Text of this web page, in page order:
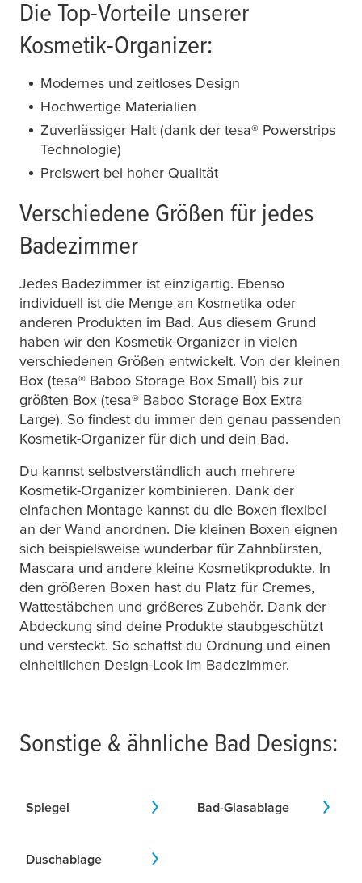
Die Top-Vorteile unserer
Kosmetik-Organizer:
Modernes und zeitloses Design
Hochwertige Materialien
Zuverlässiger Halt (dank der tesa® Powerstrips
Technologie)
Preiswert bei hoher Qualität
Verschiedene Größen für jedes
Badezimmer
Jedes Badezimmer ist einzigartig. Ebenso
individuell ist die Menge an Kosmetika oder
anderen Produkten im Bad. Aus diesem Grund
haben wir den Kosmetik-Organizer in vielen
verschiedenen Größen entwickelt. Von der kleinen
Box (tesa® Baboo Storage Box Small) bis zur
größten Box (tesa® Baboo Storage Box Extra
Large). So findest du immer den genau passenden
Kosmetik-Organizer für dich und dein Bad.
Du kannst selbstverständlich auch mehrere
Kosmetik-Organizer kombinieren. Dank der
einfachen Montage kannst du die Boxen flexibel
an der Wand anordnen. Die kleinen Boxen eignen
sich beispielsweise wunderbar für Zahnbürsten,
Mascara und andere kleine Kosmetikprodukte. In
den größeren Boxen hast du Platz für Cremes,
Wattestäbchen und größeres Zubehör. Dank der
Abdeckung sind deine Produkte staubgeschützt
und versteckt. So schaffst du Ordnung und einen
einheitlichen Design-Look im Badezimmer.
Sonstige & ähnliche Bad Designs:
Spiegel Bad-Glasablage
Duschablage